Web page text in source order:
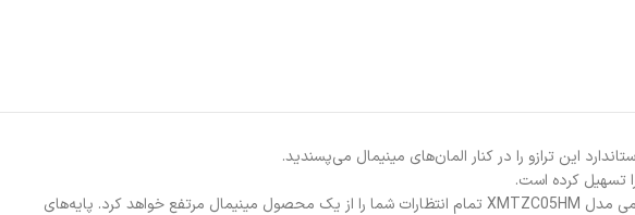
تسهیل کرده است.
اگر جزو افرادی هستید که زیبایی را در سادگی می‌بینید، قوس‌های ملایم، رنگ سفید، شیشه شفاف و نمایشگر LED ترازوی هوشمند شیائومی مدل XMTZC05HM تمام انتظارات شما را از یک محصول مینیمال مرتفع خواهد کرد. پایه‌های